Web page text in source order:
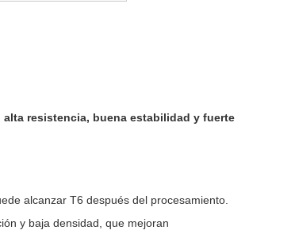
resistencia, buena estabilidad y fuerte
alcanzar T6 después del procesamiento.
y baja densidad, que mejoran